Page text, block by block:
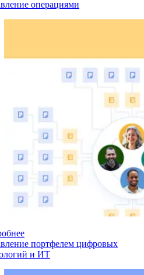
операциями
портфелем цифровых
и ИТ